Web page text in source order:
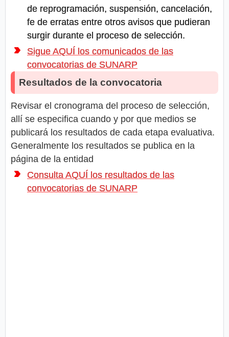
de reprogramación, suspensión, cancelación,
fe de erratas entre otros avisos que pudieran
surgir durante el proceso de selección.
Sigue AQUÍ los comunicados de las
convocatorias de SUNARP
Resultados de la convocatoria
Revisar el cronograma del proceso de selección,
allí se especifica cuando y por que medios se
publicará los resultados de cada etapa evaluativa.
Generalmente los resultados se publica en la
página de la entidad
Consulta AQUÍ los resultados de las
convocatorias de SUNARP